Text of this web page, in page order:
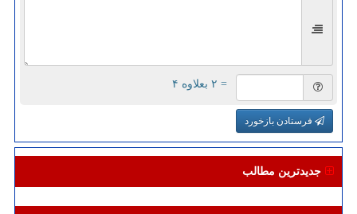
= ۲ بعلاوه ۴
فرستادن بازخورد
جدیدترین مطالب